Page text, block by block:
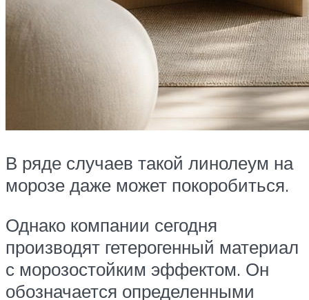
В ряде случаев такой линолеум на
морозе даже может покоробиться.
Однако компании сегодня
производят гетерогенный материал
с морозостойким эффектом. Он
обозначается определенными